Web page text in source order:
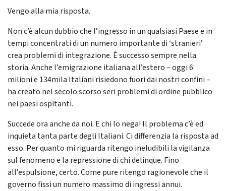
Vengo alla mia risposta.
Non c’è alcun dubbio che l’ingresso in un qualsiasi Paese e in
tempi concentrati di un numero importante di ‘stranieri’
crea problemi di integrazione. È successo sempre nella
storia. Anche l’emigrazione italiana all’estero – oggi 6
milioni e 134mila Italiani risiedono fuori dai nostri confini –
ha creato nel secolo scorso seri problemi di ordine pubblico
nei paesi ospitanti.
Succede ora anche da noi. E chi lo nega! Il problema c’è ed
inquieta tanta parte degli Italiani. Ci differenzia la risposta ad
esso. Per quanto mi riguarda ritengo ineludibili la vigilanza
sul fenomeno e la repressione di chi delinque. Fino
all’espulsione, certo. Come pure ritengo ragionevole che il
governo fissi un numero massimo di ingressi annui.